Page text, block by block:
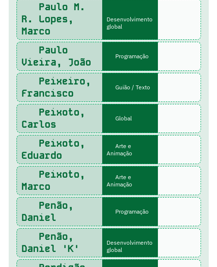
Paulo M.
R. Lopes,
Marco
Desenvolvimento
global
Paulo
Vieira, João
Programação
Peixeiro,
Francisco
Guião / Texto
Peixoto,
Carlos
Global
Peixoto,
Eduardo
Arte e
Animação
Peixoto,
Marco
Arte e
Animação
Penão,
Daniel
Programação
Penão,
Daniel 'K'
Desenvolvimento
global